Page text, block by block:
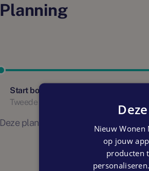
Planning
Start bouw
Tweede kwartaal 2024
Deze planning is indicatief. Er
Nieuw
op jouw
producten